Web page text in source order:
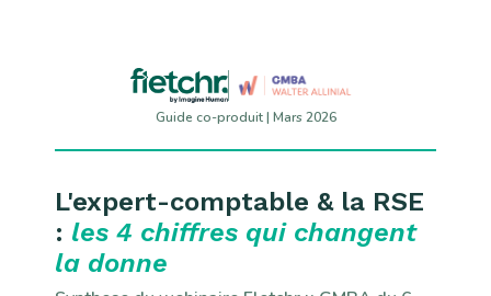
Guide co-produit | Mars 2026
L'expert-comptable & la RSE
: les 4 chiffres qui changent
la donne